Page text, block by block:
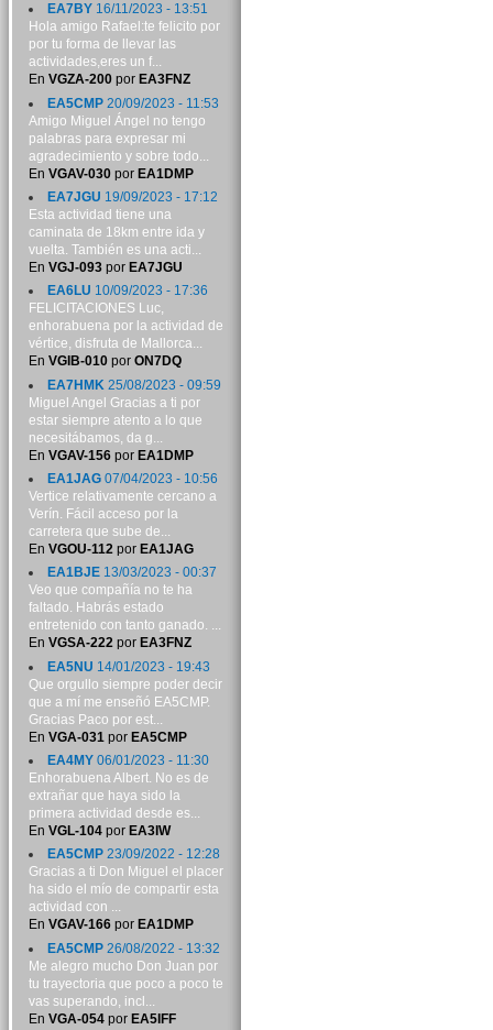
EA7BY16/11/2023 - 13:51
Hola amigo Rafael:te felicito por
por tu forma de llevar las
actividades,eres un f...
En VGZA-200por EA3FNZ
EA5CMP20/09/2023 - 11:53
Amigo Miguel Ángel no tengo
palabras para expresar mi
agradecimiento y sobre todo...
En VGAV-030por EA1DMP
EA7JGU 19/09/2023 - 17:12
Esta actividad tiene una
caminata de 18km entre ida y
vuelta. También es una acti...
En VGJ-093por EA7JGU
EA6LU 10/09/2023 - 17:36
FELICITACIONES Luc,
enhorabuena por la actividad de
vértice, disfruta de Mallorca...
En VGIB-010por ON7DQ
EA7HMK 25/08/2023 - 09:59
Miguel Angel Gracias a ti por
estar siempre atento a lo que
necesitábamos, da g...
En VGAV-156por EA1DMP
EA1JAG07/04/2023 - 10:56
Vertice relativamente cercano a
Verín. Fácil acceso por la
carretera que sube de...
En VGOU-112por EA1JAG
EA1BJE13/03/2023 - 00:37
Veo que compañía no te ha
faltado. Habrás estado
entretenido con tanto ganado. ...
En VGSA-222por EA3FNZ
EA5NU 14/01/2023 - 19:43
Que orgullo siempre poder decir
que a mí me enseñó EA5CMP.
Gracias Paco por est...
En VGA-031 por EA5CMP
EA4MY06/01/2023 - 11:30
Enhorabuena Albert. No es de
extrañar que haya sido la
primera actividad desde es...
En VGL-104por EA3IW
EA5CMP23/09/2022 - 12:28
Gracias a ti Don Miguel el placer
ha sido el mío de compartir esta
actividad con ...
En VGAV-166por EA1DMP
EA5CMP26/08/2022 - 13:32
Me alegro mucho Don Juan por
tu trayectoria que poco a poco te
vas superando, incl...
En VGA-054por EA5IFF